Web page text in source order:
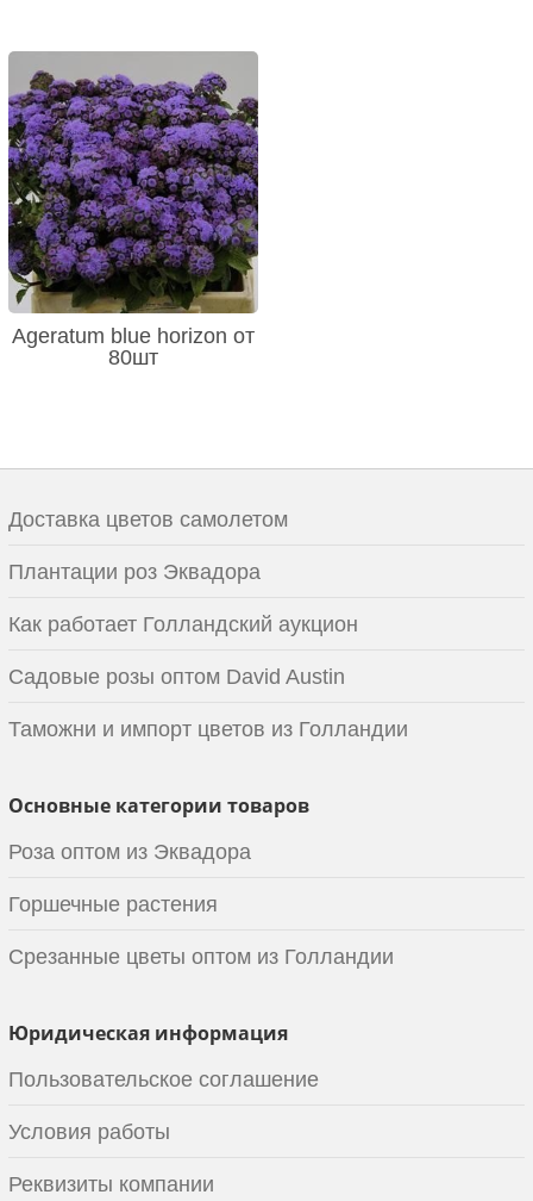
Ageratum blue horizon от
80шт
Доставка цветов самолетом
Плантации роз Эквадора
Как работает Голландский аукцион
Садовые розы оптом David Austin
Таможни и импорт цветов из Голландии
Основные категории товаров
Роза оптом из Эквадора
Горшечные растения
Срезанные цветы оптом из Голландии
Юридическая информация
Пользовательское соглашение
Условия работы
Реквизиты компании